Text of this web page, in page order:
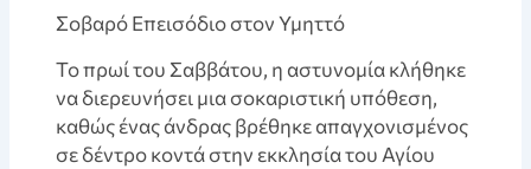
Σοβαρό Επεισόδιο στον Υμηττό
Το πρωί του Σαββάτου, η αστυνομία κλήθηκε
να διερευνήσει μια σοκαριστική υπόθεση,
καθώς ένας άνδρας βρέθηκε απαγχονισμένος
σε δέντρο κοντά στην εκκλησία του Αγίου